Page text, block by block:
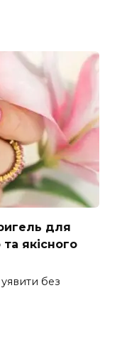
для
якісного
без